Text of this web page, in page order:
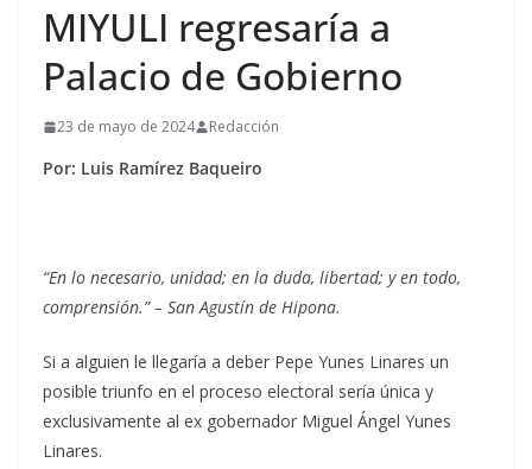
MIYULI regresaría a
Palacio de Gobierno
23 de mayo de 2024 Redacción
Por: Luis Ramírez Baqueiro
“En lo necesario, unidad; en la duda, libertad; y en todo,
comprensión.” – San Agustín de Hipona.
Si a alguien le llegaría a deber Pepe Yunes Linares un
posible triunfo en el proceso electoral sería única y
exclusivamente al ex gobernador Miguel Ángel Yunes
Linares.